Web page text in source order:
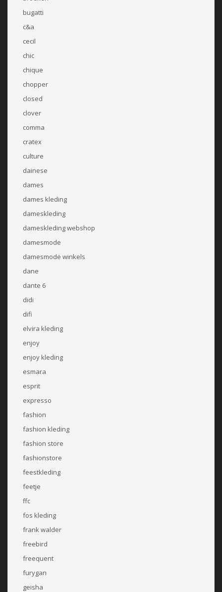
bugatti
c&a
cecil
chic
chique
chopper
closed
clover
comma
cratex
culture
dainese
dames
dames kleding
dameskleding
dameskleding webshop
damesmode
damesmode winkels
dane
dante 6
didi
difi
elvira kleding
enjoy
enjoy kleding
esmara
esprit
expresso
fashion
fashion kleding
fashion store
fashionstore
feestkleding
feetje
ffc
fos kleding
frank walder
freebird
freequent
furygan
geisha